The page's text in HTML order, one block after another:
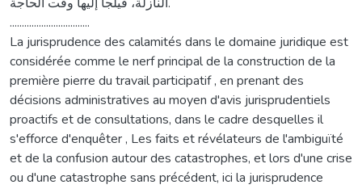
.................................
La jurisprudence des calamités dans le domaine juridique est
considérée comme le nerf principal de la construction de la
première pierre du travail participatif , en prenant des
décisions administratives au moyen d'avis jurisprudentiels
proactifs et de consultations, dans le cadre desquelles il
s'efforce d'enquêter , Les faits et révélateurs de l'ambiguïté
et de la confusion autour des catastrophes, et lors d'une crise
ou d'une catastrophe sans précédent, ici la jurisprudence